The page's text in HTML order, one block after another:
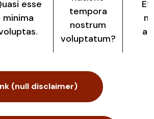
esse
minima
tempora
nostrum
voluptatum?
Et
(null disclaimer)